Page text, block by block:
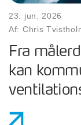
23. jun. 2026
Af: Chris
Fra
kan